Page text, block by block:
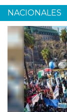
NACIONALES